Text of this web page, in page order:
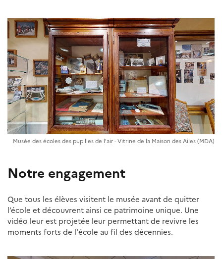
Musée des écoles des pupilles de l'air - Vitrine de la Maison des Ailes (MDA)
Notre engagement
Que tous les élèves visitent le musée avant de quitter
l’école et découvrent ainsi ce patrimoine unique. Une
vidéo leur est projetée leur permettant de revivre les
moments forts de l'école au fil des décennies.